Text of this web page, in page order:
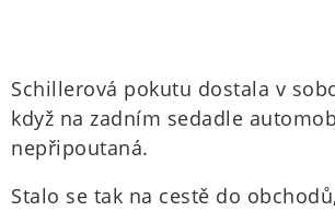
Schillerová pokutu dostala v
když na zadním sedadle
nepřipoutaná.
Stalo se tak na cestě do